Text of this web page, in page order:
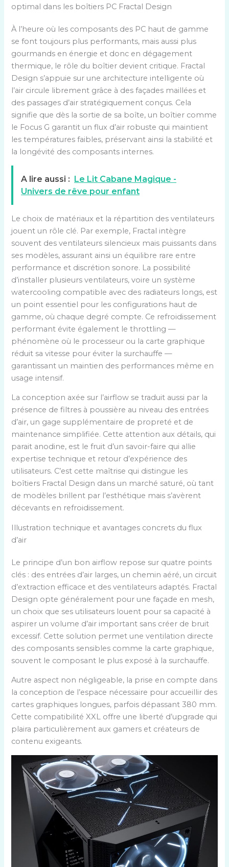
optimal dans les boîtiers PC Fractal Design
À l’heure où les composants des PC haut de gamme
se font toujours plus performants, mais aussi plus
gourmands en énergie et donc en dégagement
thermique, le rôle du boîtier devient critique. Fractal
Design s’appuie sur une architecture intelligente où
l’air circule librement grâce à des façades maillées et
des passages d’air stratégiquement conçus. Cela
signifie que dès la sortie de sa boîte, un boîtier comme
le Focus G garantit un flux d’air robuste qui maintient
les températures faibles, préservant ainsi la stabilité et
la longévité des composants internes.
A lire aussi : Le Lit Cabane Magique -
Univers de rêve pour enfant
Le choix de matériaux et la répartition des ventilateurs
jouent un rôle clé. Par exemple, Fractal intègre
souvent des ventilateurs silencieux mais puissants dans
ses modèles, assurant ainsi un équilibre rare entre
performance et discrétion sonore. La possibilité
d’installer plusieurs ventilateurs, voire un système
watercooling compatible avec des radiateurs longs, est
un point essentiel pour les configurations haut de
gamme, où chaque degré compte. Ce refroidissement
performant évite également le throttling —
phénomène où le processeur ou la carte graphique
réduit sa vitesse pour éviter la surchauffe —
garantissant un maintien des performances même en
usage intensif.
La conception axée sur l’airflow se traduit aussi par la
présence de filtres à poussière au niveau des entrées
d’air, un gage supplémentaire de propreté et de
maintenance simplifiée. Cette attention aux détails, qui
parait anodine, est le fruit d’un savoir-faire qui allie
expertise technique et retour d’expérience des
utilisateurs. C’est cette maîtrise qui distingue les
boîtiers Fractal Design dans un marché saturé, où tant
de modèles brillent par l’esthétique mais s’avèrent
décevants en refroidissement.
Illustration technique et avantages concrets du flux
d’air
Le principe d’un bon airflow repose sur quatre points
clés : des entrées d’air larges, un chemin aéré, un circuit
d’extraction efficace et des ventilateurs adaptés. Fractal
Design opte généralement pour une façade en mesh,
un choix que ses utilisateurs louent pour sa capacité à
aspirer un volume d’air important sans créer de bruit
excessif. Cette solution permet une ventilation directe
des composants sensibles comme la carte graphique,
souvent le composant le plus exposé à la surchauffe.
Autre aspect non négligeable, la prise en compte dans
la conception de l’espace nécessaire pour accueillir des
cartes graphiques longues, parfois dépassant 380 mm.
Cette compatibilité XXL offre une liberté d’upgrade qui
plaira particulièrement aux gamers et créateurs de
contenu exigeants.